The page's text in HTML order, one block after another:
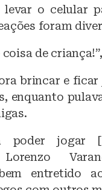
levar o celular
foram
coisa de
brincar e
enquanto
poder jogar
entretido